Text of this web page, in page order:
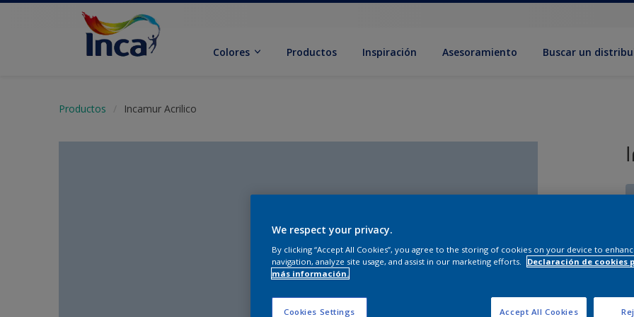
Colores Productos Inspiración Asesoramiento Buscar un
Productos Incamur Acrilico
We respect your privacy.
By clicking “Accept All Cookies”, you agree to the storing of cookies on your device to
navigation, analyze site usage, and assist in our marketing efforts.
Declaración de cookies
más información.
Cookies Settings Accept All Cookies